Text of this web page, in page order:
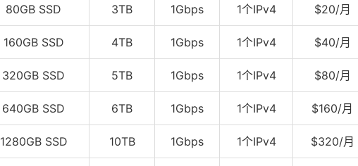
80GB SSD 3TB 1Gbps 1个IPv4 $20/月
160GB SSD 4TB 1Gbps 1个IPv4 $40/月
320GB SSD 5TB 1Gbps 1个IPv4 $80/月
640GB SSD 6TB 1Gbps 1个IPv4 $160/月
1280GB SSD 10TB 1Gbps 1个IPv4 $320/月